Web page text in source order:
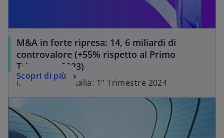
M&A in forte ripresa: 14, 6 miliardi di
controvalore (+55% rispetto al Primo
Trimestre 2023)
Mercato M&A Italia: 1° Trimestre 2024
Scopri di più